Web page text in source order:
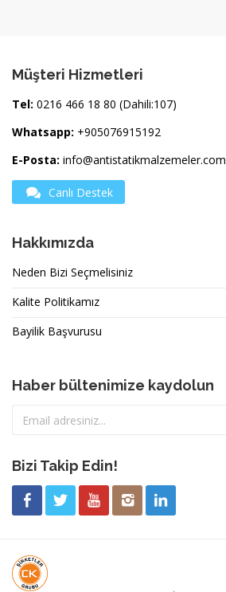
Müşteri Hizmetleri
Tel: 0216 466 18 80 (Dahili:107)
Whatsapp: +905076915192
E-Posta: info@antistatikmalzemeler.com
Canlı Destek
Hakkımızda
Neden Bizi Seçmelisiniz
Kalite Politikamız
Bayilik Başvurusu
Haber bültenimize kaydolun
Bizi Takip Edin!